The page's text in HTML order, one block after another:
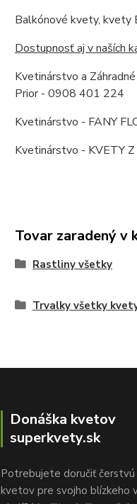
Balkónové kvety, kvety
Dostupnosť aj v naších
Kvetinárstvo a
Prior - 0908 401 224
Kvetinárstvo - FANY
Kvetinárstvo - KVETY
Tovar zaradený v
Rastliny všetky
Trvalky všetky
Donáška kvetov
superkvety.sk
Potrebujete doručiť čerstvú
kvetov pre svojho blízkeho